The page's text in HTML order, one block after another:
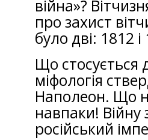
війна»?
про захист
було дві: 1812 і
Що стосується
міфологія
Наполеон. Що
навпаки! Війну
російський